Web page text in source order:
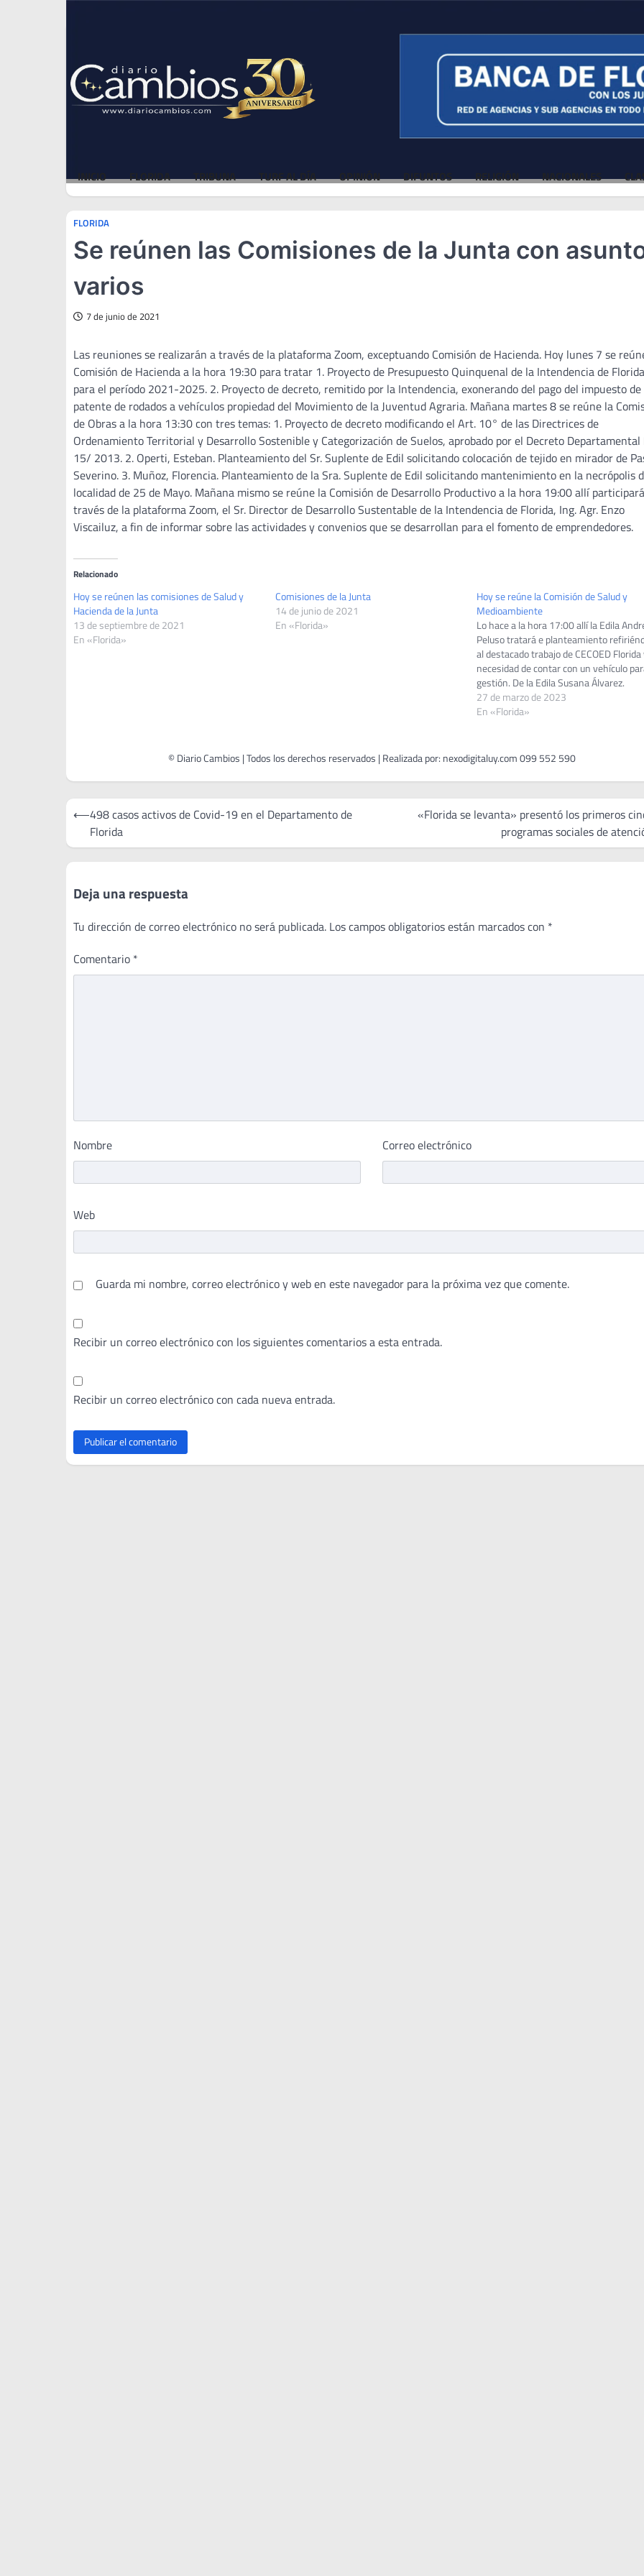
INICIO FLORIDA TRIBUNA TURF AL DÍA OPINIÓN DIFUNTOS RELIGIÓN NACIONALES
FLORIDA
Se reúnen las Comisiones de la Junta con
varios
7 de junio de 2021
Las reuniones se realizarán a través de la plataforma Zoom, exceptuando Comisión de Hacienda. Hoy lunes 7 se
Comisión de Hacienda a la hora 19:30 para tratar 1. Proyecto de Presupuesto Quinquenal de la Intendencia de
para el período 2021-2025. 2. Proyecto de decreto, remitido por la Intendencia, exonerando del pago del impuesto de
patente de rodados a vehículos propiedad del Movimiento de la Juventud Agraria. Mañana martes 8 se reúne la
de Obras a la hora 13:30 con tres temas: 1. Proyecto de decreto modificando el Art. 10° de las Directrices de
Ordenamiento Territorial y Desarrollo Sostenible y Categorización de Suelos, aprobado por el Decreto Departamental
15/ 2013. 2. Operti, Esteban. Planteamiento del Sr. Suplente de Edil solicitando colocación de tejido en mirador de
Severino. 3. Muñoz, Florencia. Planteamiento de la Sra. Suplente de Edil solicitando mantenimiento en la necrópolis
localidad de 25 de Mayo. Mañana mismo se reúne la Comisión de Desarrollo Productivo a la hora 19:00 allí
través de la plataforma Zoom, el Sr. Director de Desarrollo Sustentable de la Intendencia de Florida, Ing. Agr. Enzo
Viscailuz, a fin de informar sobre las actividades y convenios que se desarrollan para el fomento de emprendedores.
Relacionado
Hoy se reúnen las comisiones de Salud y
Hacienda de la Junta
13 de septiembre de 2021
En «Florida»
Comisiones de la Junta
14 de junio de 2021
En «Florida»
Hoy se reúne la Comisión de Salud y
Medioambiente
Lo hace a la hora 17:00 allí la Edila
Peluso tratará e planteamiento
al destacado trabajo de CECOED Florida
necesidad de contar con un vehículo
gestión. De la Edila Susana Álvarez.
Planteamiento refiriéndose al mal
falta de señalización de los contenedores
27 de marzo de 2023
En «Florida»
Navegación
entradas
⟵498 casos activos de Covid-19 en el Departamento de
Florida
«Florida se levanta» presentó los primeros
programas sociales de
Deja una respuesta
Tu dirección de correo electrónico no será publicada. Los campos obligatorios están marcados con *
Comentario *
Nombre Correo electrónico
Web
Guarda mi nombre, correo electrónico y web en este navegador para la próxima vez que comente.
Recibir un correo electrónico con los siguientes comentarios a esta entrada.
Recibir un correo electrónico con cada nueva entrada.